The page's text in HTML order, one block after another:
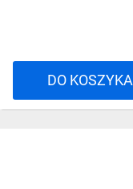
DO KOSZYKA